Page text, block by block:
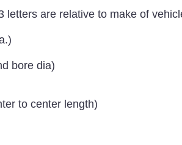
letters are relative to make of
bore dia)
to center length)